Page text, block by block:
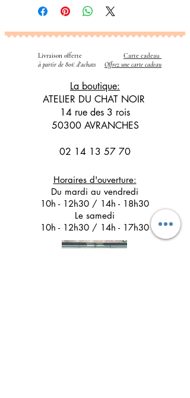
Livraison offerte
à partir de 80€ d'achats
Carte cadeau
Offrez une carte cadeau
La boutique:
ATELIER DU CHAT NOIR
14 rue des 3 rois
50300 AVRANCHES
02 14 13 57 70
Horaires d'ouverture:
Du mardi au vendredi
10h - 12h30 / 14h - 18h30
Le samedi
10h - 12h30 / 14h - 17h30